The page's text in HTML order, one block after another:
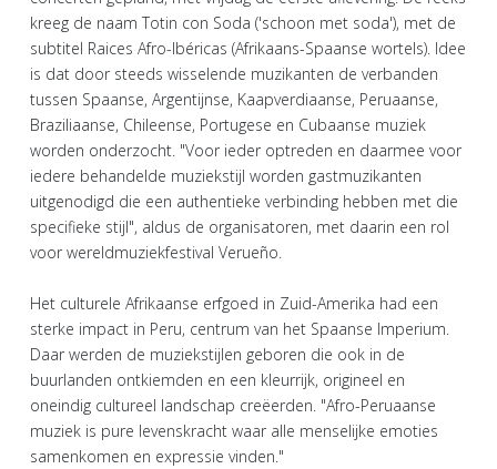
kreeg de naam Totin con Soda ('schoon met soda'), met de
subtitel Raices Afro-Ibéricas (Afrikaans-Spaanse wortels). Idee
is dat door steeds wisselende muzikanten de verbanden
tussen Spaanse, Argentijnse, Kaapverdiaanse, Peruaanse,
Braziliaanse, Chileense, Portugese en Cubaanse muziek
worden onderzocht. "Voor ieder optreden en daarmee voor
iedere behandelde muziekstijl worden gastmuzikanten
uitgenodigd die een authentieke verbinding hebben met die
specifieke stijl", aldus de organisatoren, met daarin een rol
voor wereldmuziekfestival Verueño.
Het culturele Afrikaanse erfgoed in Zuid-Amerika had een
sterke impact in Peru, centrum van het Spaanse Imperium.
Daar werden de muziekstijlen geboren die ook in de
buurlanden ontkiemden en een kleurrijk, origineel en
oneindig cultureel landschap creëerden. "Afro-Peruaanse
muziek is pure levenskracht waar alle menselijke emoties
samenkomen en expressie vinden."